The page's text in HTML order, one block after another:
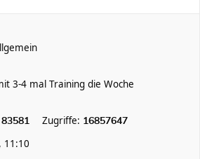
3-4 mal Training die Woche
83581 Zugriffe: 16857647
11:10